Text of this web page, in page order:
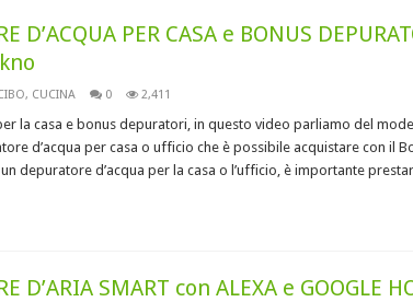
D’ACQUA PER CASA e BONUS
, CUCINA 0 2,411
la casa e bonus depuratori, in questo video parliamo del
d’acqua per casa o ufficio che è possibile acquistare con il
depuratore d’acqua per la casa o l’ufficio, è importante
D’ARIA SMART con ALEXA e GOOGLE